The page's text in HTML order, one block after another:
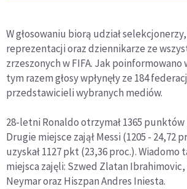
W głosowaniu biorą udział
reprezentacji oraz dziennikarze ze
zrzeszonych w FIFA. Jak poinformowano
tym razem głosy wpłynęły ze 184
przedstawicieli wybranych mediów.
28-letni Ronaldo otrzymał 1365 punktów
Drugie miejsce zajął Messi (1205 - 24,72
uzyskał 1127 pkt (23,36 proc.). Wiadomo
miejsca zajęli: Szwed Zlatan
Neymar oraz Hiszpan Andres Iniesta.